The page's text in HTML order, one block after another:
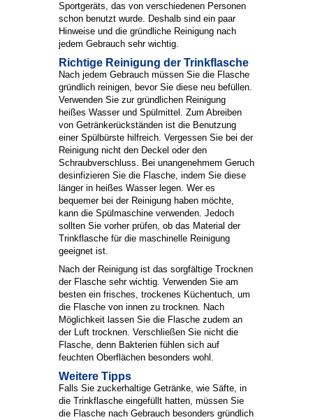
Sportgeräts, das von verschiedenen Personen
schon benutzt wurde. Deshalb sind ein paar
Hinweise und die gründliche Reinigung nach
jedem Gebrauch sehr wichtig.
Richtige Reinigung der Trinkflasche
Nach jedem Gebrauch müssen Sie die Flasche
gründlich reinigen, bevor Sie diese neu befüllen.
Verwenden Sie zur gründlichen Reinigung
heißes Wasser und Spülmittel. Zum Abreiben
von Getränkerückständen ist die Benutzung
einer Spülbürste hilfreich. Vergessen Sie bei der
Reinigung nicht den Deckel oder den
Schraubverschluss. Bei unangenehmem Geruch
desinfizieren Sie die Flasche, indem Sie diese
länger in heißes Wasser legen. Wer es
bequemer bei der Reinigung haben möchte,
kann die Spülmaschine verwenden. Jedoch
sollten Sie vorher prüfen, ob das Material der
Trinkflasche für die maschinelle Reinigung
geeignet ist.
Nach der Reinigung ist das sorgfältige Trocknen
der Flasche sehr wichtig. Verwenden Sie am
besten ein frisches, trockenes Küchentuch, um
die Flasche von innen zu trocknen. Nach
Möglichkeit lassen Sie die Flasche zudem an
der Luft trocknen. Verschließen Sie nicht die
Flasche, denn Bakterien fühlen sich auf
feuchten Oberflächen besonders wohl.
Weitere Tipps
Falls Sie zuckerhaltige Getränke, wie Säfte, in
die Trinkflasche eingefüllt hatten, müssen Sie
die Flasche nach Gebrauch besonders gründlich